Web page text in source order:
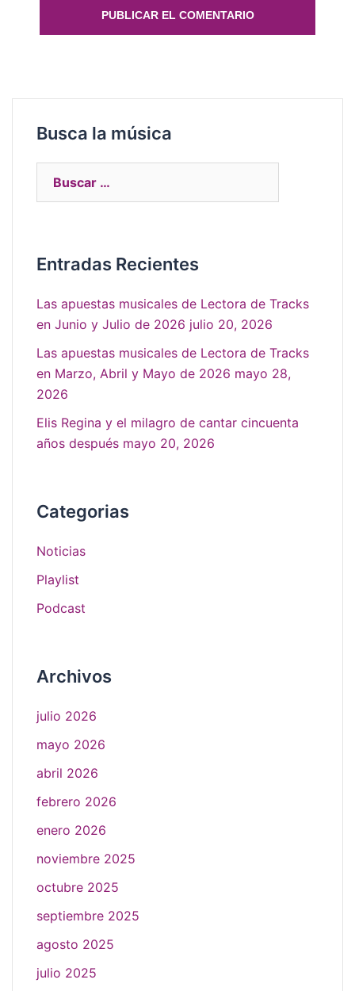
Busca la música
Entradas Recientes
Las apuestas musicales de Lectora de Tracks
en Junio y Julio de 2026 julio 20, 2026
Las apuestas musicales de Lectora de Tracks
en Marzo, Abril y Mayo de 2026 mayo 28,
2026
Elis Regina y el milagro de cantar cincuenta
años después mayo 20, 2026
Categorias
Noticias
Playlist
Podcast
Archivos
julio 2026
mayo 2026
abril 2026
febrero 2026
enero 2026
noviembre 2025
octubre 2025
septiembre 2025
agosto 2025
julio 2025